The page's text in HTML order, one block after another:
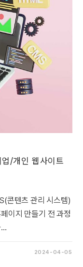
/개인 웹사이트
콘텐츠 관리 시스템)
이지 만들기 전 과정
…
2024-04-05